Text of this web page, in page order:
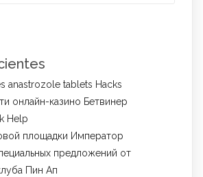
anastrozole tablets Hacks
онлайн-казино Бетвинер
Help
площадки Император
предложений от
Пин Ап